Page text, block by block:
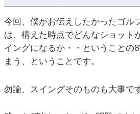
今回、僕がお伝えしたかったゴル
は、構えた時点でどんなショット
イングになるか・・ということの
まう、ということです。
勿論、スイングそのものも大事で